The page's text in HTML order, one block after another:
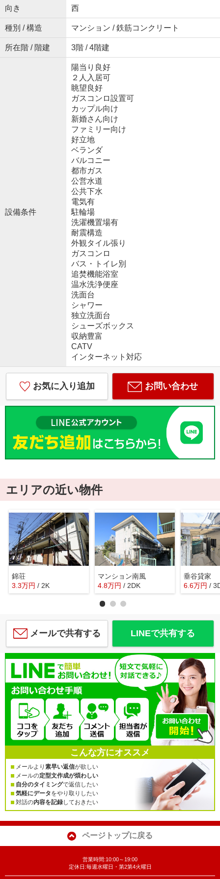
向き 西
種別 / 構造 マンション / 鉄筋コンクリート
所在階 / 階建 3階 / 4階建
設備条件
陽当り良好
２人入居可
眺望良好
ガスコンロ設置可
カップル向け
新婚さん向け
ファミリー向け
好立地
ベランダ
バルコニー
都市ガス
公営水道
公共下水
電気有
駐輪場
洗濯機置場有
耐震構造
外観タイル張り
ガスコンロ
バス・トイレ別
追焚機能浴室
温水洗浄便座
洗面台
シャワー
独立洗面台
シューズボックス
収納豊富
CATV
インターネット対応
お気に入り追加 お問い合わせ
エリアの近い物件
錦荘
3.3万円 / 2K
マンション南風
4.8万円 / 2DK
垂谷貸家
6.6万円 /
メールで共有する LINEで共有する
こんな方にオススメ
メールより 素早い返信が欲しい
メールの定型文作成が煩わしい
自分のタイミングで返信したい
気軽にデータをやり取りしたい
対話の内容を記録しておきたい
ページトップに戻る
営業時間:10:00～19:00
定休日:毎週水曜日・第2第4火曜日